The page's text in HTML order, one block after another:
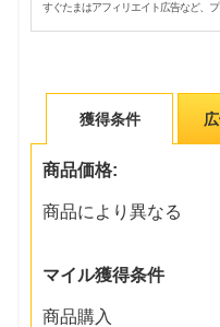
すぐたまはアフィリエイト広告など、
獲得条件
商品価格:
商品により異なる
マイル獲得条件
商品購入